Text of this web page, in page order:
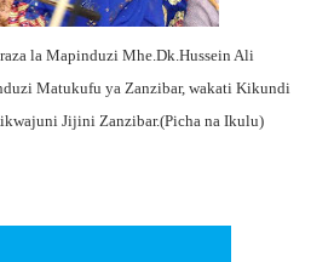
la Mapinduzi Mhe.Dk.Hussein Ali
Matukufu ya Zanzibar, wakati Kikundi
Jijini Zanzibar.(Picha na Ikulu)